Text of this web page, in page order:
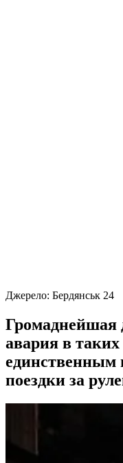
Джерело: Бердянськ 24
Громаднейшая
авария в
единственным
поездки за